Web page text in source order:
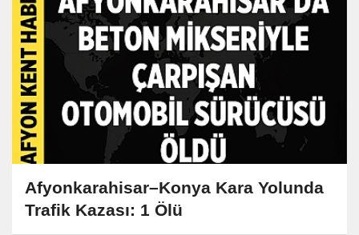
Afyonkarahisar–Konya Kara Yolunda
Trafik Kazası: 1 Ölü